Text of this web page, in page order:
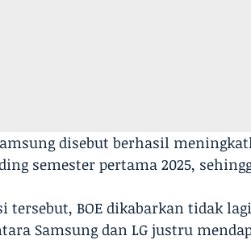
disebut berhasil
semester pertama 2025,
tersebut, BOE dikabarkan tidak
Samsung dan LG justru